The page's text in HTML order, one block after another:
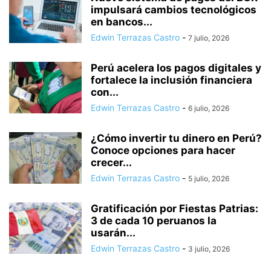
impulsará cambios tecnológicos
en bancos...
Edwin Terrazas Castro - 7 julio, 2026
Perú acelera los pagos digitales y
fortalece la inclusión financiera
con...
Edwin Terrazas Castro - 6 julio, 2026
¿Cómo invertir tu dinero en Perú?
Conoce opciones para hacer
crecer...
Edwin Terrazas Castro - 5 julio, 2026
Gratificación por Fiestas Patrias:
3 de cada 10 peruanos la
usarán...
Edwin Terrazas Castro - 3 julio, 2026